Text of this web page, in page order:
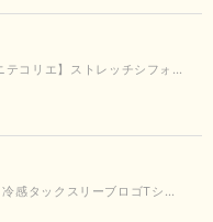
【Dignite collier／ディニテコリエ】ストレッチシフォンシャツジャケット（サックス）
【QTUME／クチューム】冷感タックスリーブロゴTシャツ（ライトグレー）